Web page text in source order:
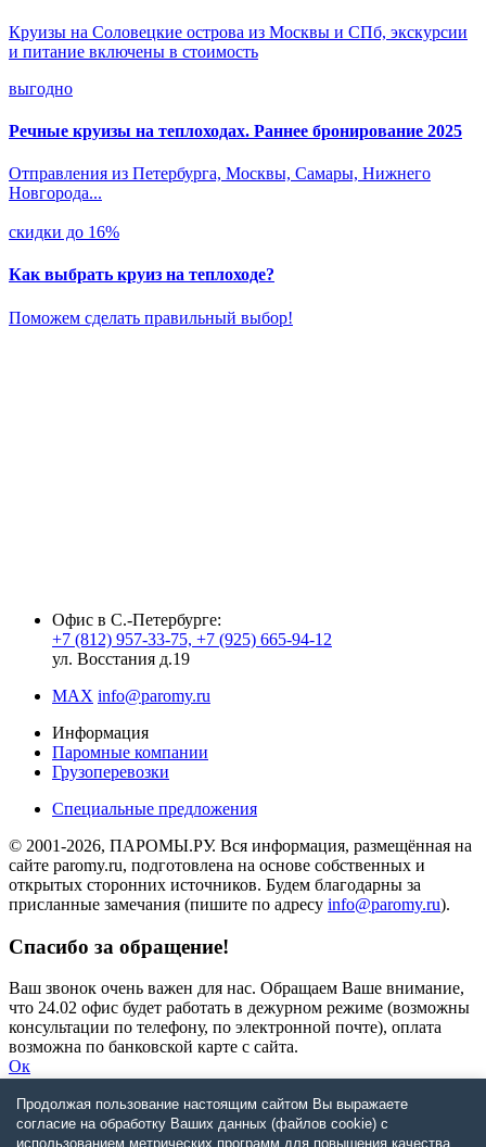
Круизы на Соловецкие острова из Москвы и СПб, экскурсии
и питание включены в стоимость
выгодно
Речные круизы на теплоходах. Раннее бронирование 2025
Отправления из Петербурга, Москвы, Самары, Нижнего
Новгорода...
скидки до 16%
Как выбрать круиз на теплоходе?
Поможем сделать правильный выбор!
Офис в С.-Петербурге:
+7 (812) 957-33-75, +7 (925) 665-94-12
ул. Восстания д.19
MAX info@paromy.ru
Информация
Паромные компании
Грузоперевозки
Специальные предложения
© 2001-2026, ПАРОМЫ.РУ. Вся информация, размещённая на
сайте paromy.ru, подготовлена на основе собственных и
открытых сторонних источников. Будем благодарны за
присланные замечания (пишите по адресу info@paromy.ru).
Спасибо за обращение!
Ваш звонок очень важен для нас. Обращаем Ваше внимание,
что 24.02 офис будет работать в дежурном режиме (возможны
консультации по телефону, по электронной почте), оплата
возможна по банковской карте с сайта.
Ок
Запрос не будет отправлен
Продолжая пользование настоящим сайтом Вы выражаете
согласие на обработку Ваших данных (файлов cookie) с
использованием метрических программ для повышения качества